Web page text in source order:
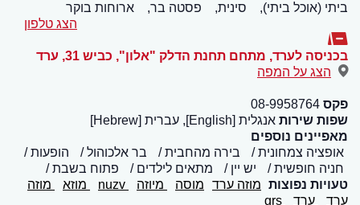
ביתי (אוכל ביתי),
סינית, פסטה בר,
ארוחות בוקר
הצג טלפון
בכניסה לערד, מתחם תחנת הדלק "אלון", כביש 31 , ערד
הצג על המפה
פקס 08-9958764
שפות שירות אנגלית [English], עברית [Hebrew]
מאפיינים נוספים
אופציה צמחונית
בירה מהחבית בר אלכוהול
הופעות
חניה חופשית
יש יין מתאים לילדים
פתוח בשבת
טעויות נפוצות מוזה ערד מוסה מיוזה מוזא
מוזה
ערד
ערד